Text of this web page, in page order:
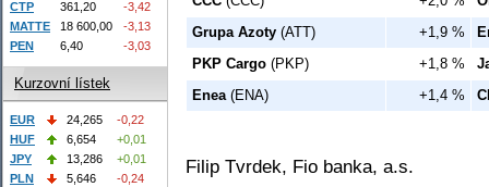
Grupa Azoty (ATT) +1,9 %
PKP Cargo (PKP) +1,8 %
Enea (ENA) +1,4 %
Filip Tvrdek, Fio banka, a.s.
CTP
361,20
-3,42
MATTE
18 600,00
-3,13
PEN
6,40 -3,03
Kurzovní lístek
EUR 24,265
-0,22
HUF
6,654
+0,01
JPY
13,286
+0,01
PLN
5,646
-0,24